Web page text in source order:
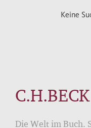
Keine
C.H.BECK
Die Welt im Buch.